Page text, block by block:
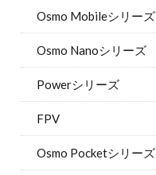
Osmo Mobileシリーズ
Osmo Nanoシリーズ
Powerシリーズ
FPV
Osmo Pocketシリーズ